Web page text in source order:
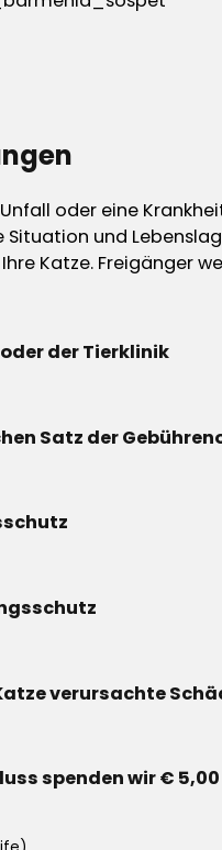
oder eine
Situation und
Katze. Freigänger
der Tierklinik
Satz der
verursachte
spenden wir €